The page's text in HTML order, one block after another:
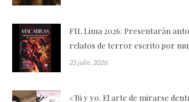
FIL Lima 2026: Presentarán
relatos de terror escrito por
25 julio, 2026
«Tú y yo. El arte de mirarse